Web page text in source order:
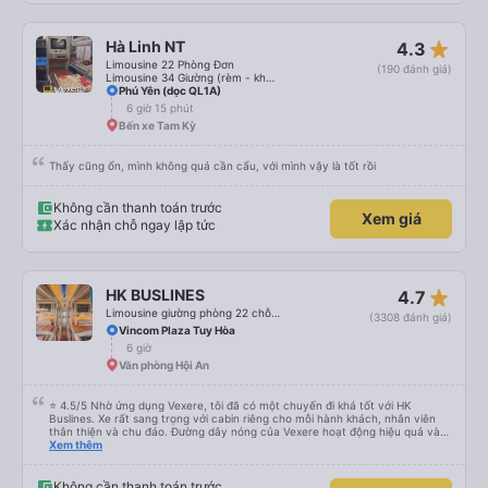
Hà Linh NT
Limousine 22 Phòng Đơn
4.3 star_rate
(190 đánh giá)
Phú Yên (dọc QL1A)
6 giờ 15 phút
Bến xe Tam Kỳ
Thấy cũng ổn, mình không quá cần cẩu, với mình vậy là tốt rồi
Không cần thanh toán trước
Xác nhận chỗ ngay lập tức
Xem giá
HK BUSLINES 4.7 star_rate
(3308 đánh giá)
Vincom Plaza Tuy Hòa
6 giờ
Văn phòng Hội An
⭐ 4.5/5 Nhờ ứng dụng Vexere, tôi đã có một chuyến đi khá tốt với HK
Buslines. Xe rất sang trọng với cabin riêng cho mỗi hành khách, nhân viên
thân thiện và chu đáo. Đường dây nóng của Vexere hoạt động hiệu quả và
thể hiện trách nhiệm với khách hàng. Nhược điểm: -0.5 sao vì quy trình đặt
phòng đại diện của công ty, không phải ở nhà tôi :) Ưu điểm: Xe buýt khởi
Xem thêm